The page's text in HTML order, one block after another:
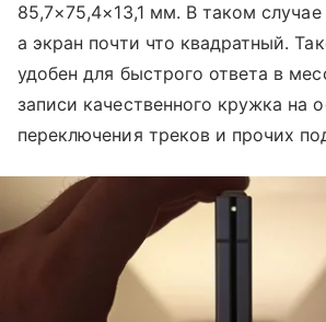
85,7×75,4×13,1 мм. В таком
а экран почти что квадратный.
удобен для быстрого ответа в
записи качественного кружка на
переключения треков и прочих